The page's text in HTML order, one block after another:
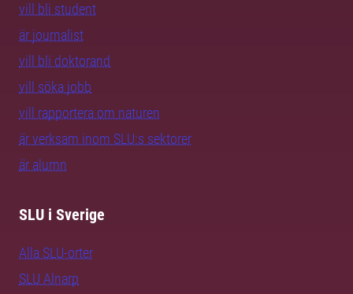
vill bli student
är journalist
vill bli doktorand
vill söka jobb
vill rapportera om naturen
är verksam inom SLU:s sektorer
är alumn
SLU i Sverige
Alla SLU-orter
SLU Alnarp